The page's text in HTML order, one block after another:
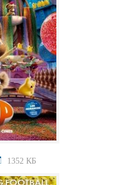
1352 КБ